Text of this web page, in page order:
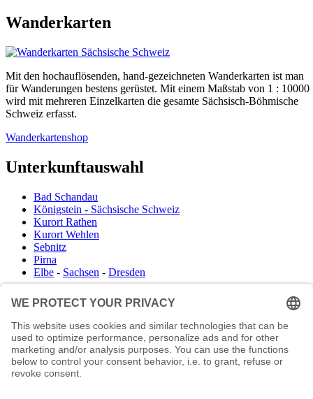
Wanderkarten
Mit den hochauflösenden, hand-gezeichneten Wanderkarten ist man
für Wanderungen bestens gerüstet. Mit einem Maßstab von 1 : 10000
wird mit mehreren Einzelkarten die gesamte Sächsisch-Böhmische
Schweiz erfasst.
Wanderkartenshop
Unterkunftauswahl
Bad Schandau
Königstein - Sächsische Schweiz
Kurort Rathen
Kurort Wehlen
Sebnitz
Pirna
Elbe - Sachsen - Dresden
Infocenter
Wanderkartenshop
Prospektdownload
Unterkunft Böhmisch Sächsische Schweiz
Veranstaltungskalender